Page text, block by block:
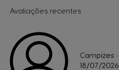
Avaliações recentes
Campizes -
18/07/2026